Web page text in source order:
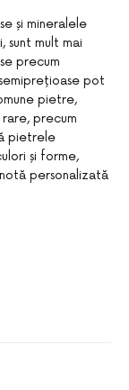
și mineralele
sunt mult mai
precum
pot
pietre,
precum
pietrele
și forme,
personalizată